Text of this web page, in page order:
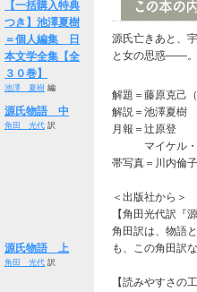
源氏亡きあと、
と女の思惑――。
解題＝藤原克己
解説＝池澤夏樹
月報＝辻原登
マイケル・
帯写真＝川内倫子
＜出版社から＞
【角田光代訳『
角田訳は、物語
も、この角田訳
【読みやすさの
【一括購入特典
つき】池澤夏樹
＝個人編集 日
本文学全集【全
３０巻】
池澤 夏樹 編
源氏物語 中
角田 光代 訳
源氏物語 上
角田 光代 訳